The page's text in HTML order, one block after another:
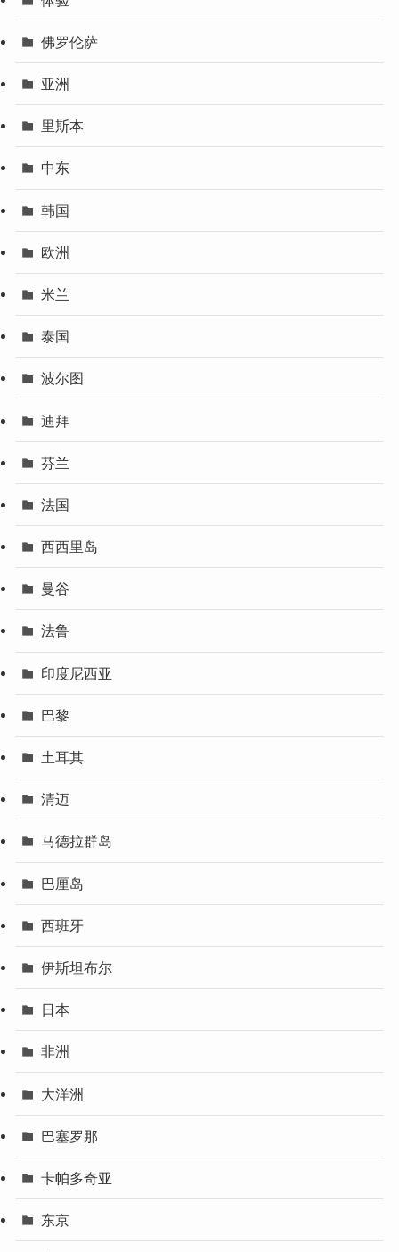
佛罗伦萨
亚洲
里斯本
中东
韩国
欧洲
米兰
泰国
波尔图
迪拜
芬兰
法国
西西里岛
曼谷
法鲁
印度尼西亚
巴黎
土耳其
清迈
马德拉群岛
巴厘岛
西班牙
伊斯坦布尔
日本
非洲
大洋洲
巴塞罗那
卡帕多奇亚
东京